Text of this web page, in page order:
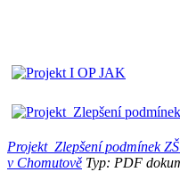
Projekt_Zlepšení podmínek
v Chomutově Typ: PDF